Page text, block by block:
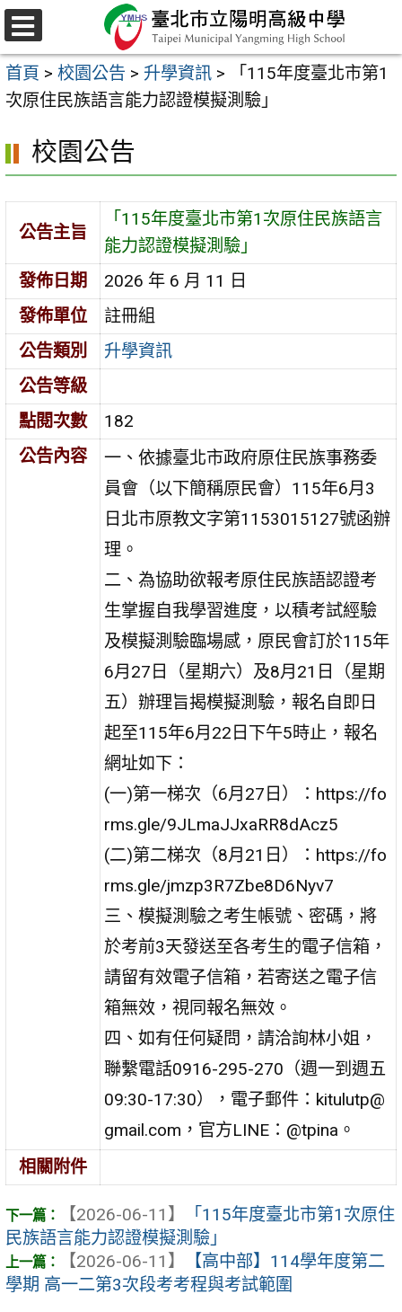
跳
至
主
要
容
區
選
單
首頁 > 校園公告 > 升學資訊 >
「115年度臺北市第1
次原住民族語言能力認證模擬測驗」
校園公告
公告主旨
「115年度臺北市第1次原住民族語言
能力認證模擬測驗」
發佈日期
2026 年 6 月 11 日
發佈單位
註冊組
公告類別
升學資訊
公告等級
點閱次數
182
公告內容
一、依據臺北市政府原住民族事務委
員會（以下簡稱原民會）115年6月3
日北市原教文字第1153015127號函辦
理。
二、為協助欲報考原住民族語認證考
生掌握自我學習進度，以積考試經驗
及模擬測驗臨場感，原民會訂於115年
6月27日（星期六）及8月21日（星期
五）辦理旨揭模擬測驗，報名自即日
起至115年6月22日下午5時止，報名
網址如下：
(一)第一梯次（6月27日）：https://fo
rms.gle/9JLmaJJxaRR8dAcz5
(二)第二梯次（8月21日）：https://fo
rms.gle/jmzp3R7Zbe8D6Nyv7
三、模擬測驗之考生帳號、密碼，將
於考前3天發送至各考生的電子信箱，
請留有效電子信箱，若寄送之電子信
箱無效，視同報名無效。
四、如有任何疑問，請洽詢林小姐，
聯繫電話0916-295-270（週一到週五
09:30-17:30），電子郵件：kitulutp@
gmail.com，官方LINE：@tpina。
相關附件
【2026-06-11】
「115年度臺北市第1次原住
民族語言能力認證模擬測驗」
【2026-06-11】
【高中部】114學年度第二
學期 高一二第3次段考考程與考試範圍